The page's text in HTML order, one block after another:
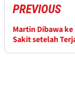
PREVIOUS
Martin Dibawa
Sakit setelah
Tes Catalunya